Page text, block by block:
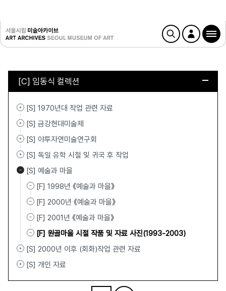
[C] 임동식 컬렉션
[S] 1970년대 작업 관련 자료
[S] 금강현대미술제
[S] 야투자연미술연구회
[S] 독일 유학 시절 및 귀국 후 작업
[S] 예술과 마을
[F] 1998년 《예술과 마을》
[F] 2000년 《예술과 마을》
[F] 2001년 《예술과 마을》
[F] 원골마을 시절 작품 및 자료 사진(1993-2003)
[S] 2000년 이후 (회화)작업 관련 자료
[S] 개인 자료